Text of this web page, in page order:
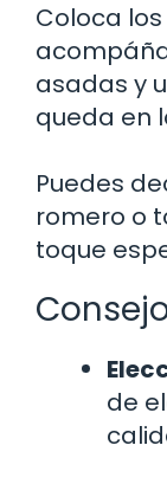
Coloca
asadas y
queda en
Puedes
romero o
toque
de